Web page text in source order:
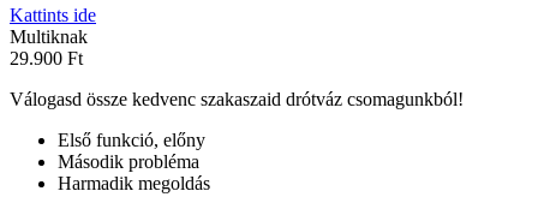
Kattints ide
Multiknak
29.900 Ft
Válogasd össze kedvenc szakaszaid drótváz csomagunkból!
Első funkció, előny
Második probléma
Harmadik megoldás